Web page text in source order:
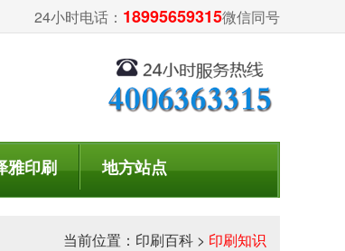
24小时电话： 18995659315微信同号
雅印刷 地方站点
当前位置： 印刷百科 > 印刷知识